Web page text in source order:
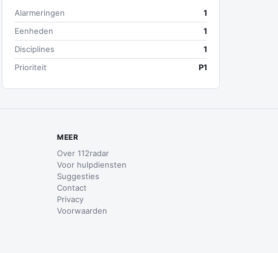
Alarmeringen
1
Eenheden
1
Disciplines
1
Prioriteit
P1
MEER
Over 112radar
Voor hulpdiensten
Suggesties
Contact
Privacy
Voorwaarden